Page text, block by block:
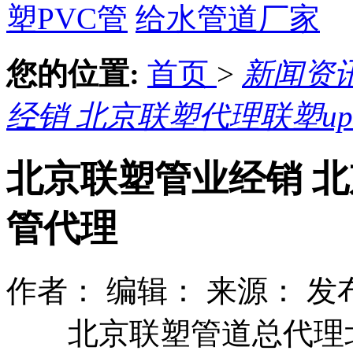
塑PVC管 给水管道厂家
您的位置: 首页 > 新闻资
经销 北京联塑代理联塑
北京联塑管业经销
管代理
作者： 编辑： 来源： 发
北京联塑管道总代理